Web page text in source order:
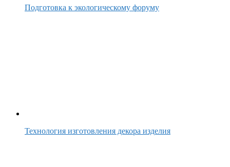
Подготовка к экологическому форуму
Технология изготовления декора изделия